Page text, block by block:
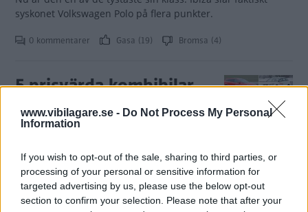
www.vibilagare.se - Do Not Process My Personal
Information
If you wish to opt-out of the sale, sharing to third parties, or
processing of your personal or sensitive information for
targeted advertising by us, please use the below opt-out
section to confirm your selection. Please note that after your
syskonet Volkswagen Polo på flera punkter.
0 kommentarer Gasa (19) Bromsa (4)
5 prisvärda kombibilar
runt 150 000 kr: Köpråd,
plus och minus
KÖPGUIDE 9 februari 2023 En mellanstor kombi ger bra
utrymme till vettigt pris. Här är fem alternativ som gått 10
000 mil.
0 kommentarer Gasa (45) Bromsa (30)